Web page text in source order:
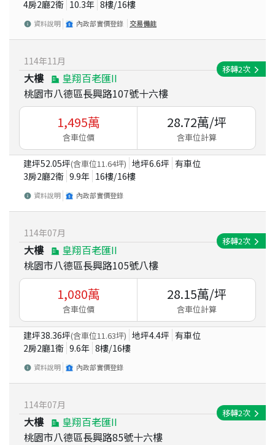
4房2廳2衛 10.3年 8樓/16樓
資料說明 內政部實價登錄 交易備註
114年11 月
大樓
皇翔百老匯II
桃園市八德區長興路107號十六樓
移轉2次
1,495萬
含車位價
28.72萬/坪
含車位計算
建坪52.05坪(含車位11.64坪) 地坪6.6坪 有車位
3房2廳2衛 9.9年 16樓/16樓
資料說明 內政部實價登錄
114年07月
大樓
皇翔百老匯II
桃園市八德區長興路105號八樓
移轉2次
1,080萬
含車位價
28.15萬/坪
含車位計算
建坪38.36坪(含車位11.63坪) 地坪4.4坪 有車位
2房2廳1衛 9.6年 8樓/16樓
資料說明 內政部實價登錄
114年07月
大樓
皇翔百老匯II
桃園市八德區長興路85號十六樓
移轉2次